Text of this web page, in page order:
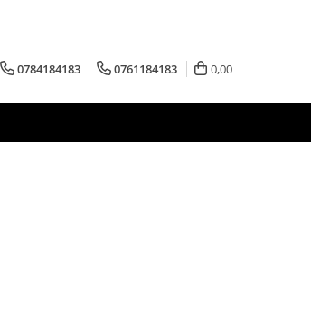
0784184183 0761184183 0,00